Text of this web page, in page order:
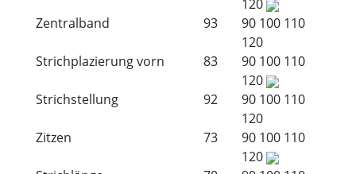
120
Zentralband
93 90 100 110
120
Strichplazierung vorn
83 90 100 110
120
Strichstellung
92 90 100 110
120
Zitzen
73 90 100 110
120